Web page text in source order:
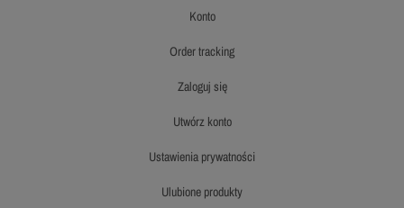
konto
order tracking
zaloguj się
utwórz konto
ustawienia prywatności
ulubione produkty